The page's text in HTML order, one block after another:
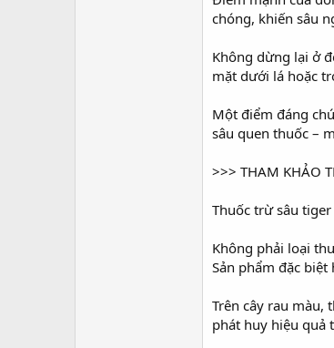
chóng, khiến sâu
Không dừng lại ở
mặt dưới lá hoặc
Một điểm đáng
sâu quen thuốc –
>>> THAM KHẢO
Thuốc trừ sâu
Không phải loại
Sản phẩm đặc
Trên cây rau màu,
phát huy hiệu quả